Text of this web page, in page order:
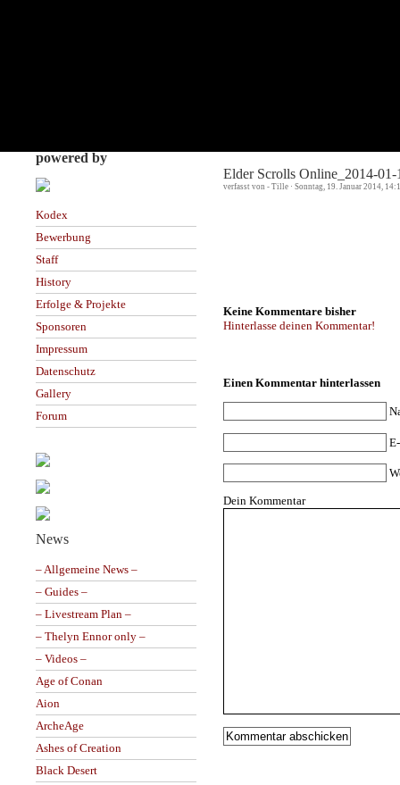
powered by
Kodex
Bewerbung
Staff
History
Erfolge & Projekte
Sponsoren
Impressum
Datenschutz
Gallery
Forum
News
– Allgemeine News –
– Guides –
– Livestream Plan –
– Thelyn Ennor only –
– Videos –
Age of Conan
Aion
ArcheAge
Ashes of Creation
Black Desert
Elder Scrolls Online_2014-01-
verfasst von - Tille · Sonntag, 19. Januar 2014,
Keine Kommentare bisher
Hinterlasse deinen Kommentar!
Einen Kommentar hinterlassen
Dein Kommentar